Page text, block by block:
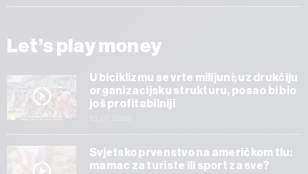
Let’s play money
U biciklizmu se vrte milijuni; uz drukčiju
organizacijsku strukturu, posao bi bio
još profitabilniji
Svjetsko prvenstvo na američkom tlu:
mamac za turiste ili sport za sve?